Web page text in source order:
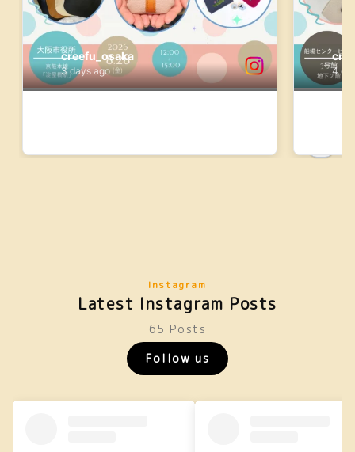
Instagram
Latest Instagram Posts
65 Posts
Follow us